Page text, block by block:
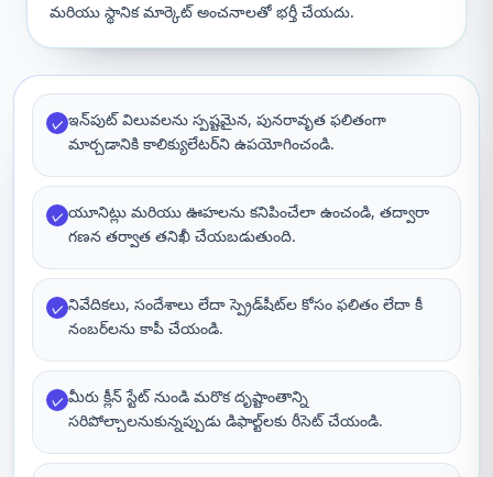
మరియు స్థానిక మార్కెట్ అంచనాలతో భర్తీ చేయదు.
✓ ఇన్‌పుట్ విలువలను స్పష్టమైన, పునరావృత ఫలితంగా
మార్చడానికి కాలిక్యులేటర్‌ని ఉపయోగించండి.
✓ యూనిట్లు మరియు ఊహలను కనిపించేలా ఉంచండి, తద్వారా
గణన తర్వాత తనిఖీ చేయబడుతుంది.
✓ నివేదికలు, సందేశాలు లేదా స్ప్రెడ్‌షీట్‌ల కోసం ఫలితం లేదా కీ
నంబర్‌లను కాపీ చేయండి.
✓ మీరు క్లీన్ స్టేట్ నుండి మరొక దృష్టాంతాన్ని
సరిపోల్చాలనుకున్నప్పుడు డిఫాల్ట్‌లకు రీసెట్ చేయండి.